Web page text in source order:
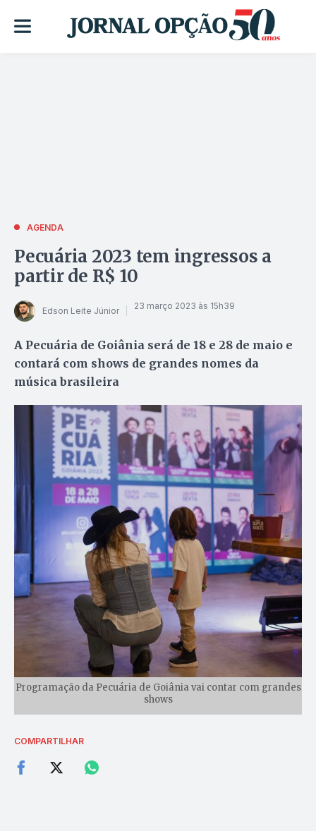
AGENDA
Pecuária 2023 tem ingressos a
partir de R$ 10
Edson Leite Júnior 23 março 2023 às 15h39
A Pecuária de Goiânia será de 18 e 28 de maio e
contará com shows de grandes nomes da
música brasileira
Programação da Pecuária de Goiânia vai contar com grandes
shows
COMPARTILHAR